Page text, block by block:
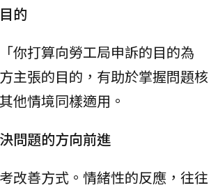
的
你打算向勞工局申訴的目的為
主張的目的，有助於掌握問題核
他情境同樣適用。
問題的方向前進
改善方式。情緒性的反應，往往